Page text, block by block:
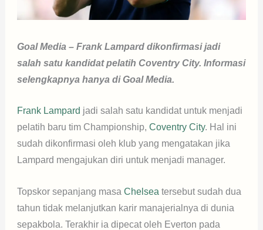
Goal Media – Frank Lampard dikonfirmasi jadi
salah satu kandidat pelatih Coventry City. Informasi
selengkapnya hanya di Goal Media.
Frank Lampard jadi salah satu kandidat untuk menjadi
pelatih baru tim Championship, Coventry City. Hal ini
sudah dikonfirmasi oleh klub yang mengatakan jika
Lampard mengajukan diri untuk menjadi manager.
Topskor sepanjang masa Chelsea tersebut sudah dua
tahun tidak melanjutkan karir manajerialnya di dunia
sepakbola. Terakhir ia dipecat oleh Everton pada